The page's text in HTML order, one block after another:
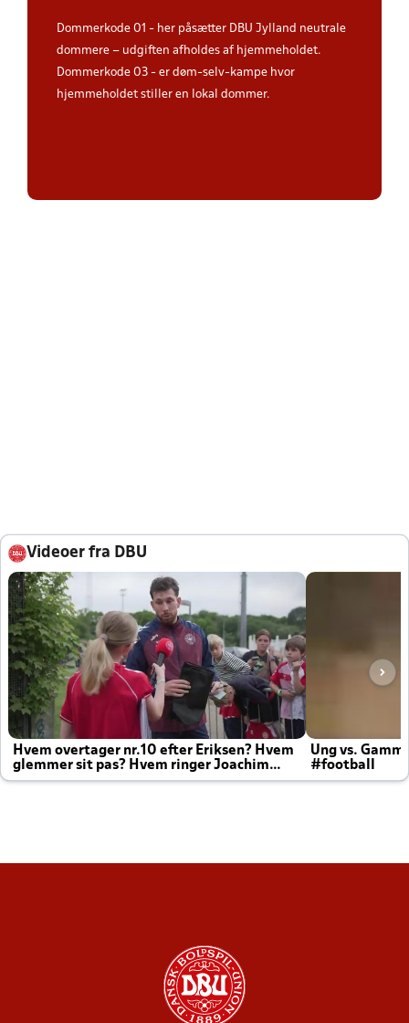
Dommerkode 01 - her påsætter DBU Jylland neutrale
dommere – udgiften afholdes af hjemmeholdet.
Dommerkode 03 - er døm-selv-kampe hvor
hjemmeholdet stiller en lokal dommer.
Videoer fra DBU
Hvem overtager nr.10 efter Eriksen? Hvem
glemmer sit pas? Hvem ringer Joachim
altid til efter kampe?
Ung vs.
#football